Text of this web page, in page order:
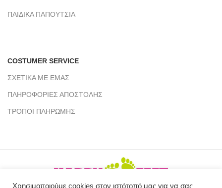
ΠΑΙΔΙΚΑ ΠΑΠΟΥΤΣΙΑ
COSTUMER SERVICE
ΣΧΕΤΙΚΑ ΜΕ ΕΜΑΣ
ΠΛΗΡΟΦΟΡΙΕΣ ΑΠΟΣΤΟΛΗΣ
ΤΡΟΠΟΙ ΠΛΗΡΩΜΗΣ
Χρησιμοποιούμε cookies στον ιστότοπό μας για να σας